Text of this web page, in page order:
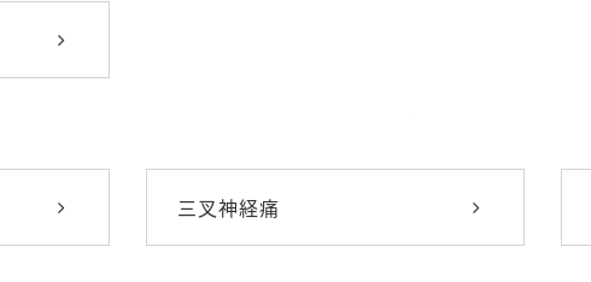
三叉神経痛